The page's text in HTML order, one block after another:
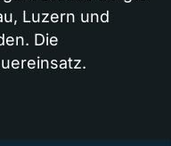
Luzern und
Die